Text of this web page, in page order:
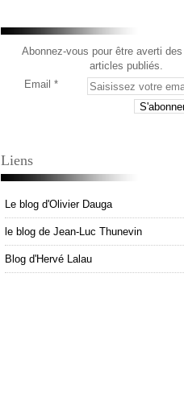
Abonnez-vous pour être averti
articles publiés.
Email
Liens
Le blog d'Olivier Dauga
le blog de Jean-Luc Thunevin
Blog d'Hervé Lalau